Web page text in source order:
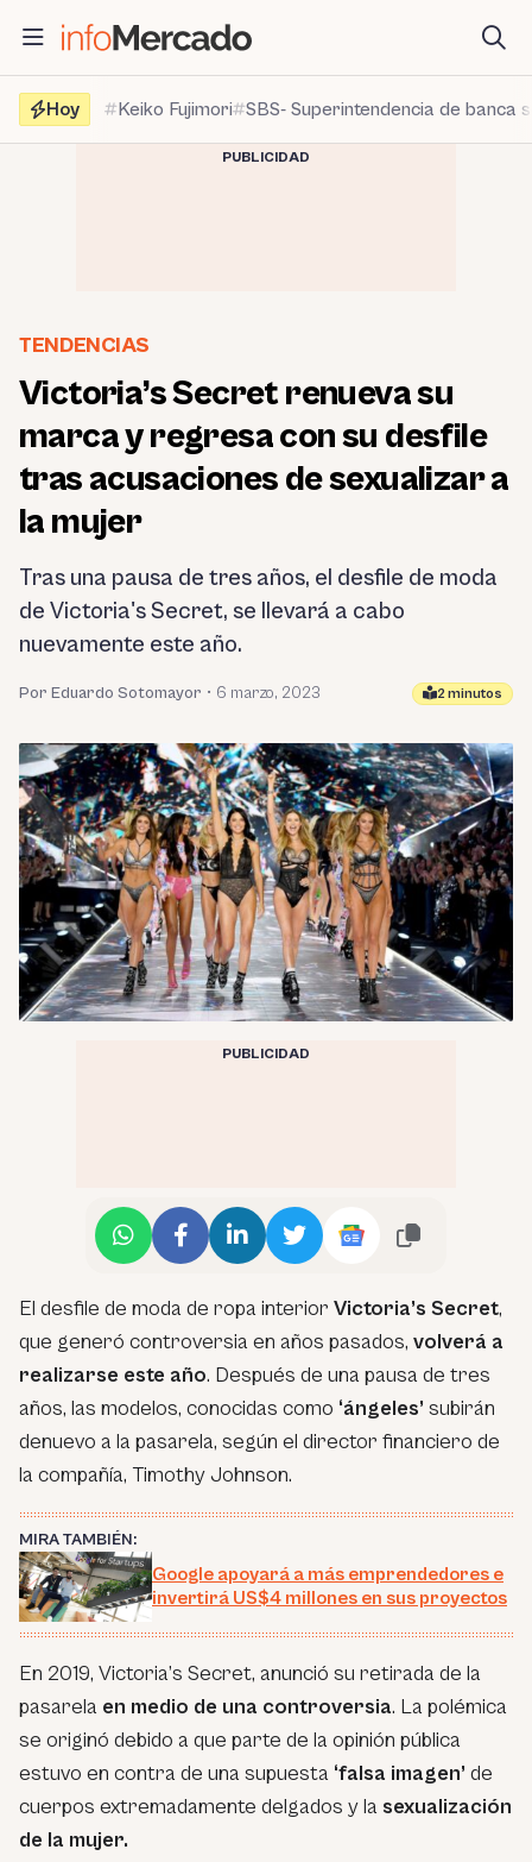
contenido
Hoy
Keiko Fujimori SBS- Superintendencia de banca
PUBLICIDAD
TENDENCIAS
Victoria’s Secret renueva su
marca y regresa con su desfile
tras acusaciones de sexualizar a
la mujer
Tras una pausa de tres años, el desfile de moda
de Victoria's Secret, se llevará a cabo
nuevamente este año.
Por Eduardo Sotomayor • 6 marzo, 2023 2 minutos
PUBLICIDAD
El desfile de moda de ropa interior Victoria’s Secret,
que generó controversia en años pasados, volverá a
realizarse este año. Después de una pausa de tres
años, las modelos, conocidas como ‘ángeles’ subirán
denuevo a la pasarela, según el director financiero de
la compañía, Timothy Johnson.
MIRA TAMBIÉN:
Google apoyará a más emprendedores e
invertirá US$4 millones en sus proyectos
En 2019, Victoria’s Secret, anunció su retirada de la
pasarela en medio de una controversia. La polémica
se originó debido a que parte de la opinión pública
estuvo en contra de una supuesta ‘falsa imagen’ de
cuerpos extremadamente delgados y la sexualización
de la mujer.